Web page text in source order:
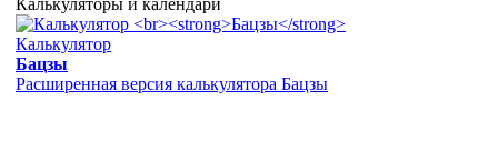
Калькуляторы и календари
Калькулятор
Бацзы
Расширенная версия калькулятора Бацзы